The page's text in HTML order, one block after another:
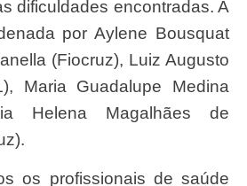
dificuldades encontradas. A
por Aylene Bousquat
(Fiocruz), Luiz Augusto
Maria Guadalupe Medina
Helena Magalhães de